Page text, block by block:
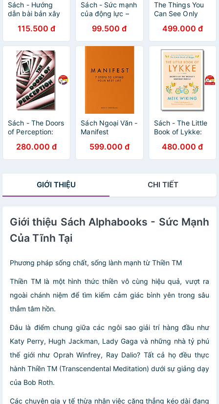
Sách - Hướng
dẫn bài bản xây
đổi dữ liệu nền
tảng doanh
nghiệp thành tiền
115.500 đ
Sách - Sức mạnh
của động lực –
lên những cám
dỗ của cuộc
sống
99.500 đ
The Things You
Can See Only
Down: How to Be
Calm in a Busy
World
499.000 đ
Sách - The Doors
of Perception:
Hell by Aldous
Huxley |
280.000 đ
Sách Ngoại Văn -
Manifest
Edition)
Hardcover (by
599.000 đ
Sách - The Little
Book of Lykke:
World's Happiest
People (The
by Meik Wiking
480.000 đ
GIỚI THIỆU CHI TIẾT
Giới thiệu Sách Alphabooks - Sức Mạnh
Của Tĩnh Tại
Phương pháp sống chất, sống lành mạnh từ Thiền TM
Thiền TM là một hình thức thiền vô cùng hiệu quả, vượt ra
ngoài chánh niệm để tìm kiếm cảm giác bình yên trong sâu
thẳm tâm hồn.
Đâu là điểm chung giữa các ngôi sao giải trí hàng đầu như
Katy Perry, Hugh Jackman, Lady Gaga và những nhà tỷ phú
thế giới như Oprah Winfrey, Ray Dalio? Tất cả họ đều thực
hành Thiền TM (Transcendental Meditation) dưới sự giảng dạy
của Bob Roth.
Các chuyên gia y tế thừa nhận việc căng thẳng kéo dài đang